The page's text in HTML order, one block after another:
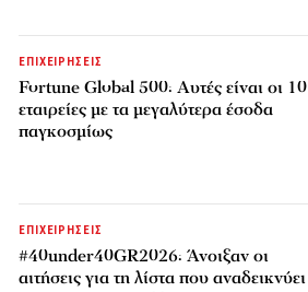
ΕΠΙΧΕΙΡΗΣΕΙΣ
Fortune Global 500: Αυτές είναι οι 10
εταιρείες με τα μεγαλύτερα έσοδα
παγκοσμίως
ΕΠΙΧΕΙΡΗΣΕΙΣ
#40under40GR2026: Άνοιξαν οι
αιτήσεις για τη λίστα που αναδεικνύει